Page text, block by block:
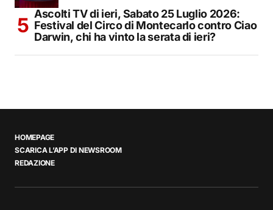
Ascolti TV di ieri, Sabato 25 Luglio 2026:
Festival del Circo di Montecarlo contro Ciao
Darwin, chi ha vinto la serata di ieri?
HOMEPAGE
SCARICA L’APP DI NEWSROOM
REDAZIONE